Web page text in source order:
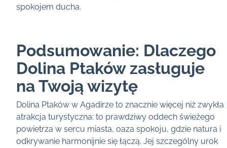
spokojem ducha.
Podsumowanie: Dlaczego
Dolina Ptaków zasługuje
na Twoją wizytę
Dolina Ptaków w Agadirze to znacznie więcej niż zwykła
atrakcja turystyczna: to prawdziwy oddech świeżego
powietrza w sercu miasta, oaza spokoju, gdzie natura i
odkrywanie harmonijnie się łączą. Jej szczególny urok